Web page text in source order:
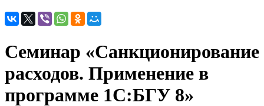
Семинар «Санкционирование
расходов. Применение в
программе 1С:БГУ 8»